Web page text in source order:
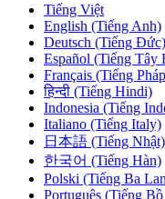
Tiếng Việt
English (Tiếng Anh)
Deutsch (Tiếng Đức)
Español (Tiếng Tây
Français (Tiếng
हिन्दी (Tiếng Hindi)
Indonesia (Tiếng
Italiano (Tiếng Italy)
日本語 (Tiếng Nhật)
한국어 (Tiếng Hàn)
Polski (Tiếng Ba
Português (Tiếng